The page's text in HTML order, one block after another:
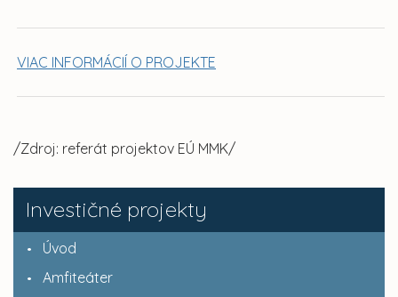
Investičné projekty
Úvod
Amfiteáter
VIAC INFORMÁCIÍ O PROJEKTE
/Zdroj: referát projektov EÚ MMK/